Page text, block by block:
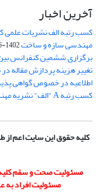
آخرین اخبار
کسب رتبه الف نشریات علمی
مهندسی سازه و ساخت1402-06-17
برگزاری ششمین کنفرانس
تغییر هزینه پردازش مقاله
اطلاعیه در خصوص گواهی
کسب رتبه A "الف" نشریه مهندسی سازه و ساخت
کلیه حقوق این سایت اعم از
مسئولیت صحت و سقم کلیه
مسئولیت افراد